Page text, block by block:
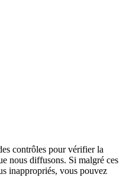
contrôles pour vérifier la
nous diffusons. Si malgré ces
inappropriés, vous pouvez